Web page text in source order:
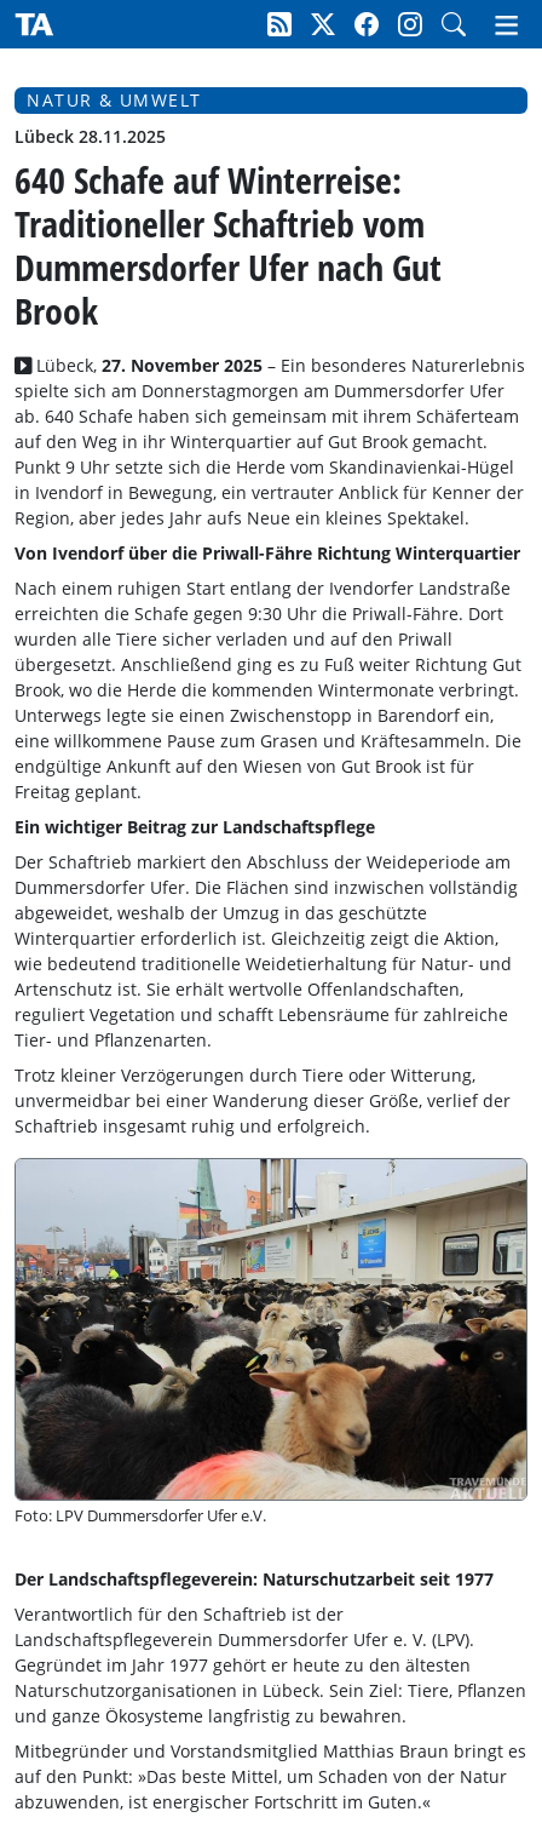
NATUR & UMWELT
Lübeck 28.11.2025
640 Schafe auf Winterreise:
Traditioneller Schaftrieb vom
Dummersdorfer Ufer nach Gut
Brook
Lübeck, 27. November 2025 – Ein besonderes Naturerlebnis
spielte sich am Donnerstagmorgen am Dummersdorfer Ufer
ab. 640 Schafe haben sich gemeinsam mit ihrem Schäferteam
auf den Weg in ihr Winterquartier auf Gut Brook gemacht.
Punkt 9 Uhr setzte sich die Herde vom Skandinavienkai-Hügel
in Ivendorf in Bewegung, ein vertrauter Anblick für Kenner der
Region, aber jedes Jahr aufs Neue ein kleines Spektakel.
Von Ivendorf über die Priwall-Fähre Richtung Winterquartier
Nach einem ruhigen Start entlang der Ivendorfer Landstraße
erreichten die Schafe gegen 9:30 Uhr die Priwall-Fähre. Dort
wurden alle Tiere sicher verladen und auf den Priwall
übergesetzt. Anschließend ging es zu Fuß weiter Richtung Gut
Brook, wo die Herde die kommenden Wintermonate verbringt.
Unterwegs legte sie einen Zwischenstopp in Barendorf ein,
eine willkommene Pause zum Grasen und Kräftesammeln. Die
endgültige Ankunft auf den Wiesen von Gut Brook ist für
Freitag geplant.
Ein wichtiger Beitrag zur Landschaftspflege
Der Schaftrieb markiert den Abschluss der Weideperiode am
Dummersdorfer Ufer. Die Flächen sind inzwischen vollständig
abgeweidet, weshalb der Umzug in das geschützte
Winterquartier erforderlich ist. Gleichzeitig zeigt die Aktion,
wie bedeutend traditionelle Weidetierhaltung für Natur- und
Artenschutz ist. Sie erhält wertvolle Offenlandschaften,
reguliert Vegetation und schafft Lebensräume für zahlreiche
Tier- und Pflanzenarten.
Trotz kleiner Verzögerungen durch Tiere oder Witterung,
unvermeidbar bei einer Wanderung dieser Größe, verlief der
Schaftrieb insgesamt ruhig und erfolgreich.
Foto: LPV Dummersdorfer Ufer e.V.
Der Landschaftspflegeverein: Naturschutzarbeit seit 1977
Verantwortlich für den Schaftrieb ist der
Landschaftspflegeverein Dummersdorfer Ufer e. V. (LPV).
Gegründet im Jahr 1977 gehört er heute zu den ältesten
Naturschutzorganisationen in Lübeck. Sein Ziel: Tiere, Pflanzen
und ganze Ökosysteme langfristig zu bewahren.
Mitbegründer und Vorstandsmitglied Matthias Braun bringt es
auf den Punkt: »Das beste Mittel, um Schaden von der Natur
abzuwenden, ist energischer Fortschritt im Guten.«